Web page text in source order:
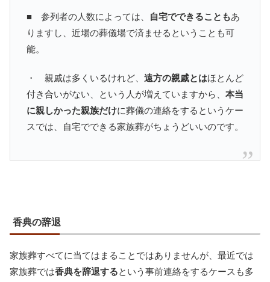
■ 参列者の人数によっては、 自宅でできることもあ
りますし、近場の葬儀場で済ませるということも可
能。
・ 親戚は多くいるけれど、 遠方の親戚とはほとんど
付き合いがない、という人が増えていますから、 本当
に親しかった親族だけに葬儀の連絡をするというケー
スでは、自宅でできる家族葬がちょうどいいのです。
香典の辞退
家族葬すべてに当てはまることではありませんが、最近では
家族葬では香典を辞退するという事前連絡をするケースも多